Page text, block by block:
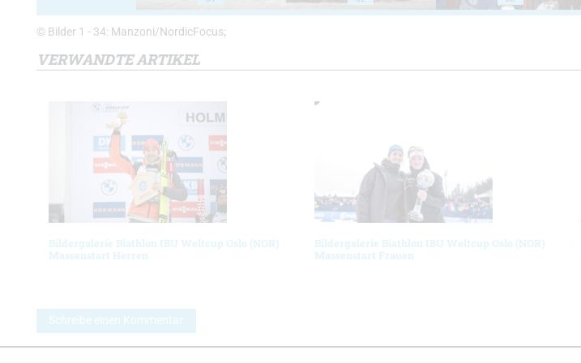
© Bilder 1 - 34: Manzoni/NordicFocus;
VERWANDTE ARTIKEL
Bildergalerie Biathlon IBU Weltcup Oslo (NOR)
Massenstart Herren
Bildergalerie Biathlon IBU Weltcup Oslo (NOR)
Massenstart Frauen
Schreibe einen Kommentar